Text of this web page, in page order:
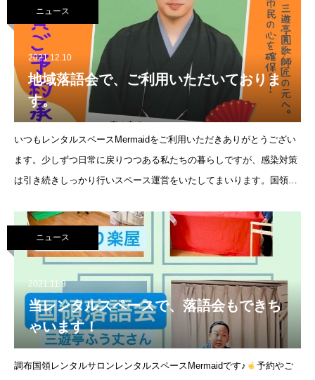
ニュース
2021.12.10
地域落語会で、ご利用いただいておりま
す。
いつもレンタルスペースMermaidをご利用いただきありがとうござい
ます。少しずつ日常に戻りつつある私たちの暮らしですが、感染対策
は引き続きしっかり行いスペース運営をいたしてまいります。国領落
落語好きの料理
ニュース
2021.11.9
当レンタルスペースで、落語会もできち
ゃいます！
調布国領レンタルサロンレンタルスペースMermaidです♪
予約やご